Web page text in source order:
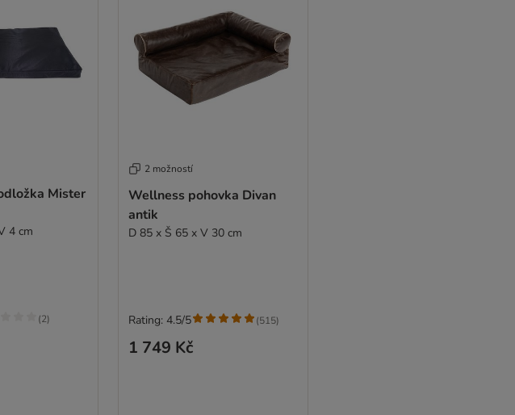
Mister
4 cm
(2)
2 možností
Wellness pohovka Divan
antik
D 85 x Š 65 x V 30 cm
1 749 Kč
Rating: 4.5/5 (515)